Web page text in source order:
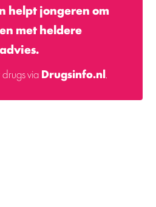
helpt jongeren om
met heldere
viaDrugsinfo.nl